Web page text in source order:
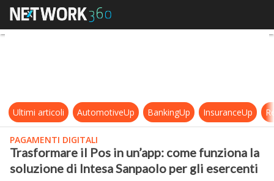
Trasformare il Pos in un’app:
Ultimi articoli AutomotiveUp BankingUp InsuranceUp
PAGAMENTI DIGITALI
Trasformare il Pos in un’app: come funziona la
soluzione di Intesa Sanpaolo per gli esercenti